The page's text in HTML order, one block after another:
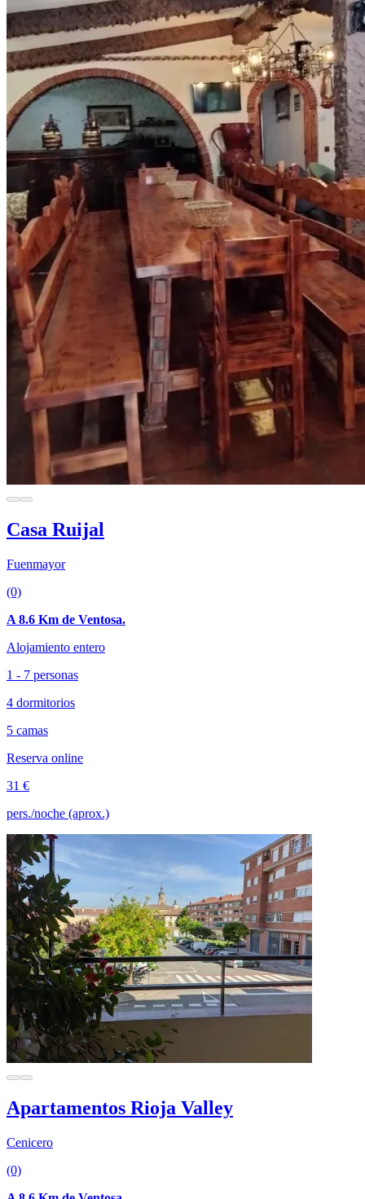
Casa Ruijal
Fuenmayor
(0)
A 8.6 Km de Ventosa.
Alojamiento entero
1 - 7 personas
4 dormitorios
5 camas
Reserva online
31 €
pers./noche (aprox.)
Apartamentos Rioja Valley
Cenicero
(0)